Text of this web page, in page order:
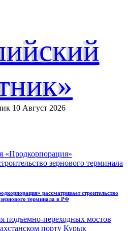
10 Август 2026
рассматривает строительство
зернового терминала в РФ